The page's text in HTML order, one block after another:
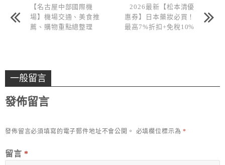
【名古屋中部國際機
場】機場交通、美食推
薦、購物重點總整理
2026最新【松本清優
惠券】日本藥妝必買！
最高7%折扣+免稅10%
一般留言
發佈留言
發佈留言必須填寫的電子郵件地址不會公開。 必填欄位標示為*
留言 *